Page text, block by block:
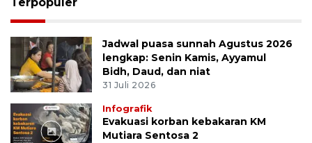
Jadwal puasa sunnah Agustus 2026
lengkap: Senin Kamis, Ayyamul
Bidh, Daud, dan niat
31 Juli 2026
Infografik
Evakuasi korban kebakaran KM
Mutiara Sentosa 2